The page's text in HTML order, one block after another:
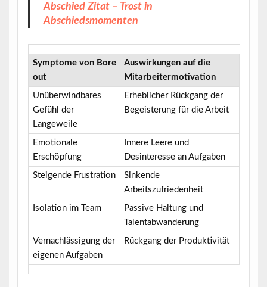
Abschied Zitat – Trost in
Abschiedsmomenten
Symptome von Bore
out
Auswirkungen auf die
Mitarbeitermotivation
Unüberwindbares
Gefühl der
Langeweile
Erheblicher Rückgang der
Begeisterung für die Arbeit
Emotionale
Erschöpfung
Innere Leere und
Desinteresse an Aufgaben
Steigende Frustration
Sinkende
Arbeitszufriedenheit
Isolation im Team
Passive Haltung und
Talentabwanderung
Vernachlässigung der
eigenen Aufgaben
Rückgang der Produktivität